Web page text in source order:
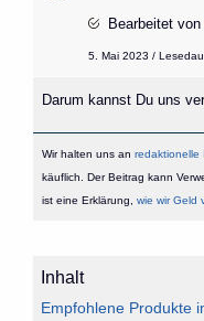
Bearbeitet von
5. Mai 2023 /
Darum kannst Du uns
Wir halten uns an redaktionelle
käuflich. Der Beitrag kann
ist eine Erklärung, wie wir Geld
Inhalt
Empfohlene Produkte